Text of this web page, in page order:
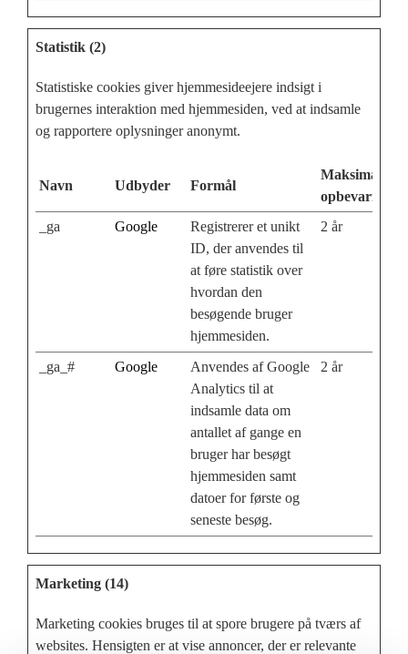
Statistik (2)
Statistiske cookies giver hjemmesideejere indsigt i
brugernes interaktion med hjemmesiden, ved at indsamle
og rapportere oplysninger anonymt.
Navn Udbyder Formål
Maksimal
_ga
Google
Registrerer et unikt
ID, der anvendes til
at føre statistik over
hvordan den
besøgende bruger
hjemmesiden.
2 år
_ga_# Google
Anvendes af Google
Analytics til at
indsamle data om
antallet af gange en
bruger har besøgt
hjemmesiden samt
datoer for første og
seneste besøg.
2 år
Marketing (14)
Marketing cookies bruges til at spore brugere på tværs af
websites. Hensigten er at vise annoncer, der er relevante